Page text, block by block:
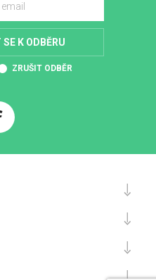
K ODBĚRU
ZRUŠIT ODBĚR